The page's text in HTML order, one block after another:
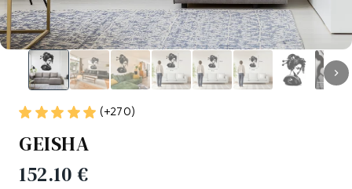
(+270)
GEISHA
152.10 €